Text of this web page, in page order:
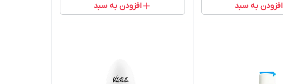
افزودن به سبد افزودن به سبد